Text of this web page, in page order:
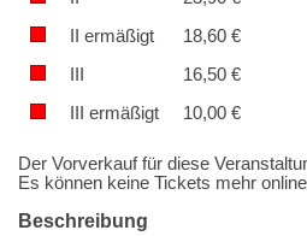
II ermäßigt
18,60 €
16,50 €
III ermäßigt
10,00 €
Der Vorverkauf für diese
Es können keine Tickets mehr
Beschreibung